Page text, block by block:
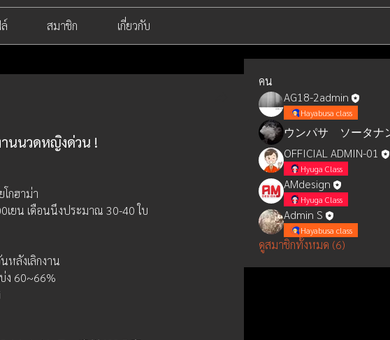
สมาชิก เกี่ยวกับ
านนวดหญิงด่วน !
กฮาม่า
ยน เดือนนึงประมาณ 30-40 ใบ
หลังเลิกงาน
ง 60~66%
คน
AG18-2admin
Hayabusa class
ウンパサ ソータナ
OFFICIAL ADMIN-01
Hyuga Class
AMdesign
Hyuga Class
Admin S
Hayabusa class
ดูสมาชิกทั้งหมด (6)